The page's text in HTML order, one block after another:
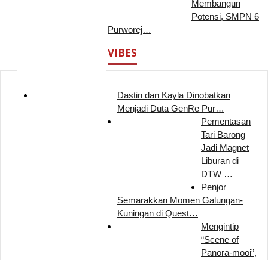
Membangun
Potensi, SMPN 6
Purworej…
VIBES
Dastin dan Kayla Dinobatkan
Menjadi Duta GenRe Pur…
Pementasan
Tari Barong
Jadi Magnet
Liburan di
DTW …
Penjor
Semarakkan Momen Galungan-
Kuningan di Quest…
Mengintip
“Scene of
Panora-mooi”,